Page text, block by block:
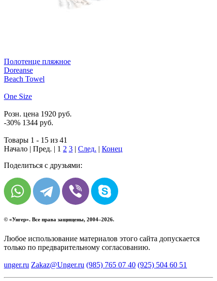
Полотенце пляжное
Doreanse
Beach Towel
One Size
Розн. цена 1920 руб.
-30% 1344 руб.
Товары 1 - 15 из 41
Начало | Пред. | 1 2 3 | След. | Конец
Поделиться с друзьями:
© «Унгер». Все права защищены, 2004–2026.
Любое использование материалов этого сайта допускается
только по предварительному согласованию.
unger.ru Zakaz@Unger.ru (985) 765 07 40 (925) 504 60 51